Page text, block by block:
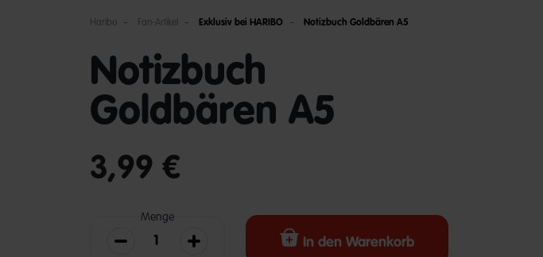
Haribo Fan-Artikel Exklusiv bei HARIBO Notizbuch Goldbären A5
Notizbuch
Goldbären A5
undefined out of 5 Customer Rating
3,99 €
Menge
Die Menge verringernDie Menge erhöhen In den Warenkorb